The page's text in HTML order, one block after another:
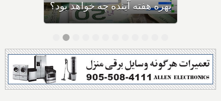
حال ورشکستگی هستند